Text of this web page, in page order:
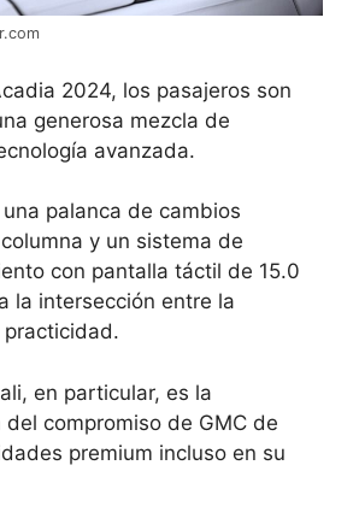
2024, los pasajeros son
generosa mezcla de
avanzada.
palanca de cambios
y un sistema de
con pantalla táctil de 15.0
la intersección entre la
practicidad.
en particular, es la
compromiso de GMC de
premium incluso en su